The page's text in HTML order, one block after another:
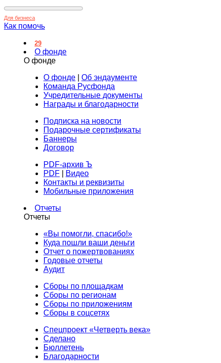
Для бизнеса
Как помочь
29
О фонде
О фонде
О фонде
Об эндаументе
Команда Русфонда
Учредительные документы
Награды и благодарности
Подписка на новости
Подарочные сертификаты
Баннеры
Договор
PDF-архив Ъ
PDF
Видео
Контакты и реквизиты
Мобильные приложения
Отчеты
Отчеты
«Вы помогли, спасибо!»
Куда пошли ваши деньги
Отчет о пожертвованиях
Годовые отчеты
Аудит
Сборы по площадкам
Сборы по регионам
Сборы по приложениям
Сборы в соцсетях
Спецпроект «Четверть века»
Сделано
Бюллетень
Благодарности